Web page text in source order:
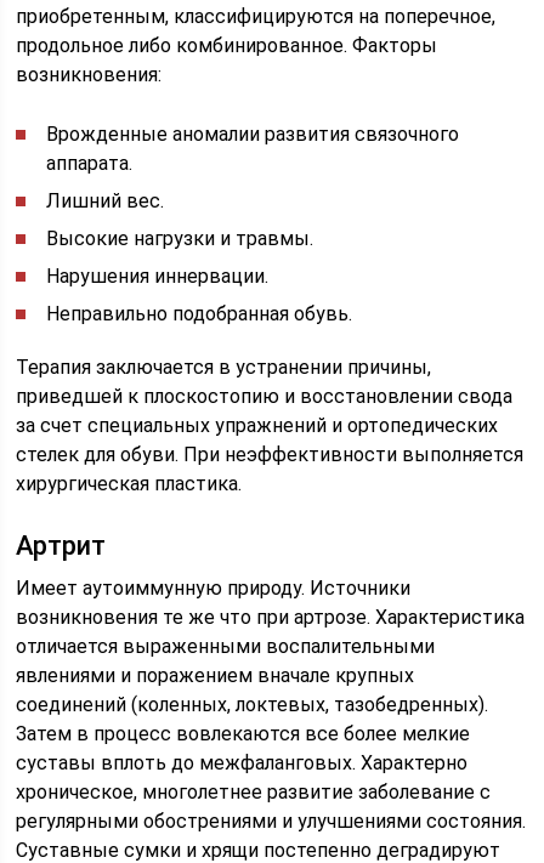
приобретенным, классифицируются на поперечное,
продольное либо комбинированное. Факторы
возникновения:
Врожденные аномалии развития связочного
аппарата.
Лишний вес.
Высокие нагрузки и травмы.
Нарушения иннервации.
Неправильно подобранная обувь.
Терапия заключается в устранении причины,
приведшей к плоскостопию и восстановлении свода
за счет специальных упражнений и ортопедических
стелек для обуви. При неэффективности выполняется
хирургическая пластика.
Артрит
Имеет аутоиммунную природу. Источники
возникновения те же что при артрозе. Характеристика
отличается выраженными воспалительными
явлениями и поражением вначале крупных
соединений (коленных, локтевых, тазобедренных).
Затем в процесс вовлекаются все более мелкие
суставы вплоть до межфаланговых. Характерно
хроническое, многолетнее развитие заболевание с
регулярными обострениями и улучшениями состояния.
Суставные сумки и хрящи постепенно деградируют